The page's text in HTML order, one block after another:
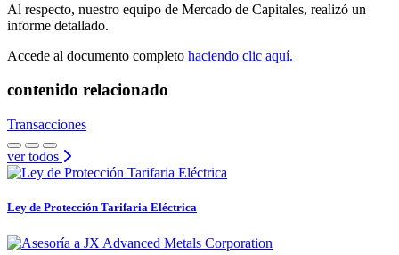
Al respecto, nuestro equipo de Mercado de Capitales, realizó un
informe detallado.
Accede al documento completo haciendo clic aquí.
contenido relacionado
Transacciones
ver todos
Ley de Protección Tarifaria Eléctrica